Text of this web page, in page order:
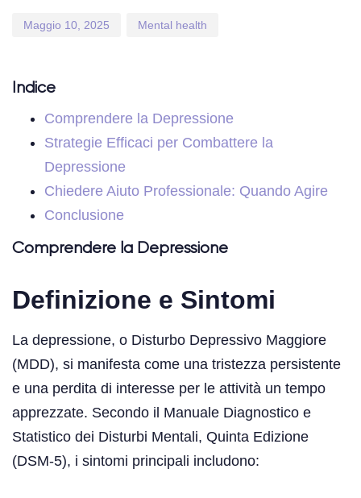
Maggio 10, 2025 Mental health
Indice
Comprendere la Depressione
Strategie Efficaci per Combattere la
Depressione
Chiedere Aiuto Professionale: Quando Agire
Conclusione
Comprendere la Depressione
Definizione e Sintomi
La depressione, o Disturbo Depressivo Maggiore
(MDD), si manifesta come una tristezza persistente
e una perdita di interesse per le attività un tempo
apprezzate. Secondo il Manuale Diagnostico e
Statistico dei Disturbi Mentali, Quinta Edizione
(DSM-5), i sintomi principali includono: